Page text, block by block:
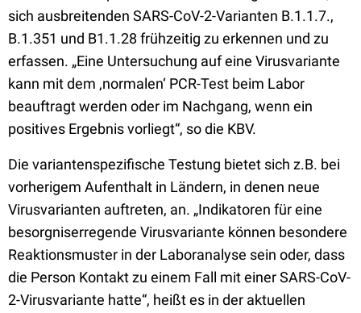
sich ausbreitenden SARS-CoV-2-Varianten B.1.1.7.,
B.1.351 und B1.1.28 frühzeitig zu erkennen und zu
erfassen. „Eine Untersuchung auf eine Virusvariante
kann mit dem ‚normalen‘ PCR-Test beim Labor
beauftragt werden oder im Nachgang, wenn ein
positives Ergebnis vorliegt“, so die KBV.
Die variantenspezifische Testung bietet sich z.B. bei
vorherigem Aufenthalt in Ländern, in denen neue
Virusvarianten auftreten, an. „Indikatoren für eine
besorgniserregende Virusvariante können besondere
Reaktionsmuster in der Laboranalyse sein oder, dass
die Person Kontakt zu einem Fall mit einer SARS-CoV-
2-Virusvariante hatte“, heißt es in der aktuellen